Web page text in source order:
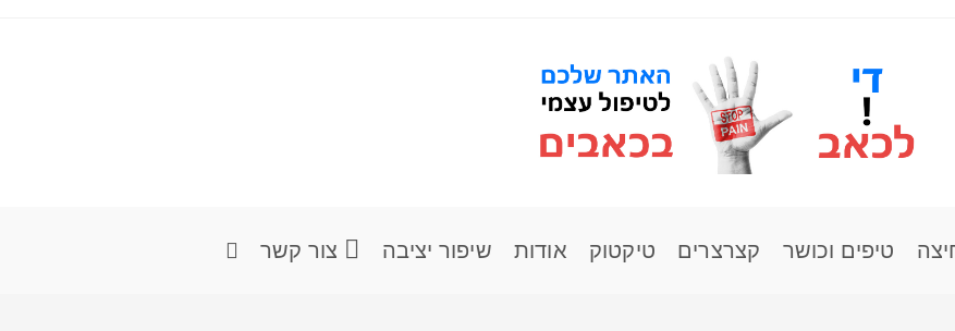
טיפים וכושר קצרצרים טיקטוק אודות שיפור יציבה צור קשר